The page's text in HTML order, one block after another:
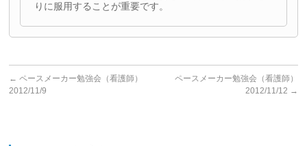
りに服用することが重要です。
← ペースメーカー勉強会（看護師）
2012/11/9
ペースメーカー勉強会（看護師）
2012/11/12 →